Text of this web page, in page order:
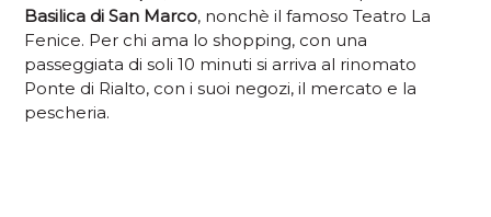
Basilica di San Marco, nonchè il famoso Teatro La
Fenice. Per chi ama lo shopping, con una
passeggiata di soli 10 minuti si arriva al rinomato
Ponte di Rialto, con i suoi negozi, il mercato e la
pescheria.